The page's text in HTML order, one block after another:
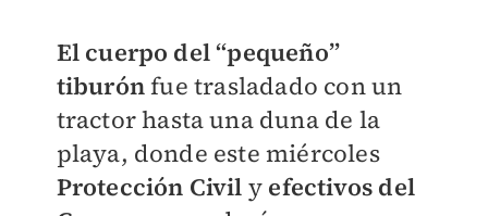
El cuerpo del “pequeño”
tiburónfue trasladado con un
tractor hasta una duna de la
playa, donde este miércoles
Protección Civil y efectivos del